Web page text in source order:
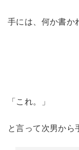
手には、何か書か
「これ。」
と言って次男から